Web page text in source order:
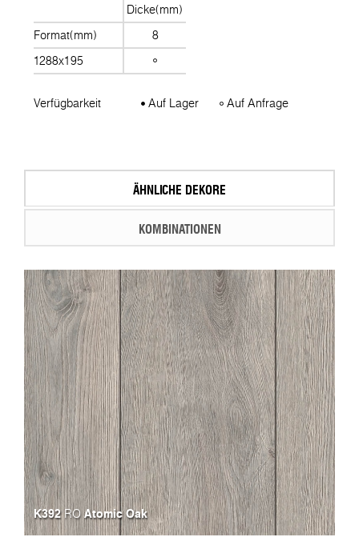
Dicke(mm)
Format(mm)
8
1288x195
Verfügbarkeit Auf Lager Auf Anfrage
ÄHNLICHE DEKORE
KOMBINATIONEN
K392ROAtomic Oak